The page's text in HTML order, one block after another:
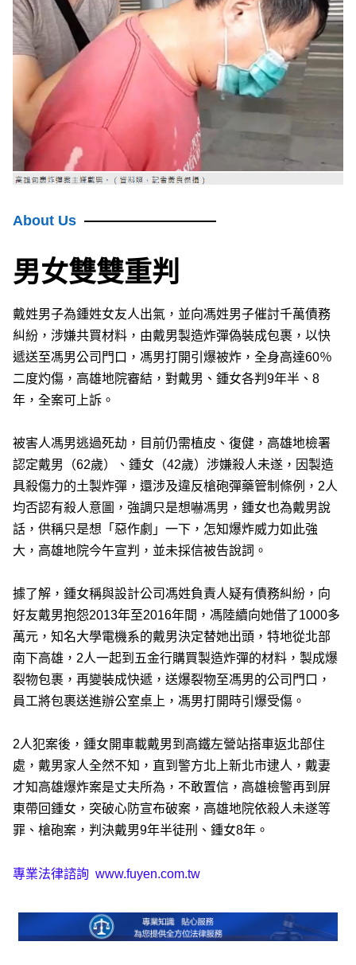
About Us
男女雙雙重判
戴姓男子為鍾姓女友人出氣，並向馮姓男子催討千萬債務
糾紛，涉嫌共買材料，由戴男製造炸彈偽裝成包裹，以快
遞送至馮男公司門口，馮男打開引爆被炸，全身高達60％
二度灼傷，高雄地院審結，對戴男、鍾女各判9年半、8
年，全案可上訴。
被害人馮男逃過死劫，目前仍需植皮、復健，高雄地檢署
認定戴男（62歲）、鍾女（42歲）涉嫌殺人未遂，因製造
具殺傷力的土製炸彈，還涉及違反槍砲彈藥管制條例，2人
均否認有殺人意圖，強調只是想嚇馮男，鍾女也為戴男說
話，供稱只是想「惡作劇」一下，怎知爆炸威力如此強
大，高雄地院今午宣判，並未採信被告說詞。
據了解，鍾女稱與設計公司馮姓負責人疑有債務糾紛，向
好友戴男抱怨2013年至2016年間，馮陸續向她借了1000多
萬元，知名大學電機系的戴男決定替她出頭，特地從北部
南下高雄，2人一起到五金行購買製造炸彈的材料，製成爆
裂物包裹，再變裝成快遞，送爆裂物至馮男的公司門口，
員工將包裹送進辦公室桌上，馮男打開時引爆受傷。
2人犯案後，鍾女開車載戴男到高鐵左營站搭車返北部住
處，戴男家人全然不知，直到警方北上新北市逮人，戴妻
才知高雄爆炸案是丈夫所為，不敢置信，高雄檢警再到屏
東帶回鍾女，突破心防宣布破案，高雄地院依殺人未遂等
罪、槍砲案，判決戴男9年半徒刑、鍾女8年。
專業法律諮詢www.fuyen.com.tw